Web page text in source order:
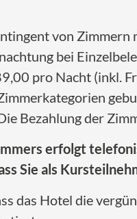
von
bei
pro Nacht (inkl.
Bezahlung der
erfolgt
Sie als
das Hotel die